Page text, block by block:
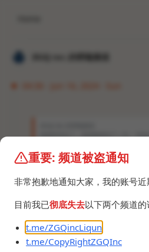
𝐙𝐆𝐐 ɪɴᴄ.的唠嗑频道
我真蚌埠住了，我就随便说了一句：
买，还纳闷呢，刚刚一问，原来是监听到
没钱买，我真是穷逼，你们真别找我了，
好了现在卖域名的也找上门
重要: 频道被盗通知
非常抱歉地通知大家，我的账号近
目前我已彻底失去以下两个频道的
t.me/ZGQincLiqun
t.me/CopyRightZGQInc